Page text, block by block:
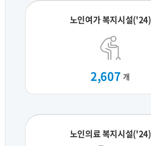
노인여가 복지시설('24)
2,607 개
노인의료 복지시설('24)